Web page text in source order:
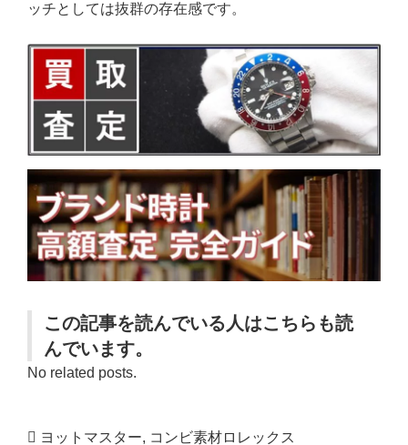
ッチとしては抜群の存在感です。
この記事を読んでいる人はこちらも読
んでいます。
No related posts.
ヨットマスター, コンビ素材ロレックス